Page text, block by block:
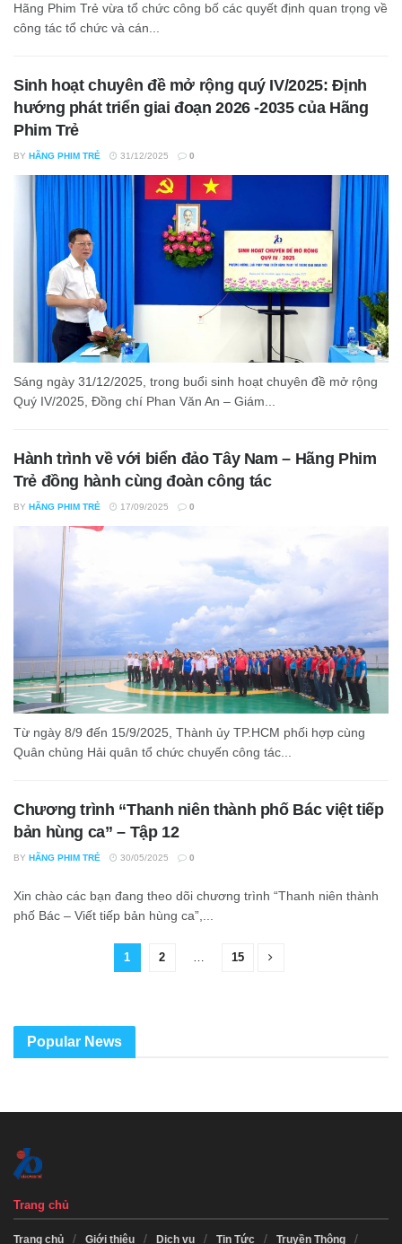
Hãng Phim Trẻ vừa tổ chức công bố các quyết định quan trọng về
công tác tổ chức và cán...
Sinh hoạt chuyên đề mở rộng quý IV/2025: Định
hướng phát triển giai đoạn 2026 -2035 của Hãng
Phim Trẻ
BY HÃNG PHIM TRẺ 31/12/2025 0
Sáng ngày 31/12/2025, trong buổi sinh hoạt chuyên đề mở rộng
Quý IV/2025, Đồng chí Phan Văn An – Giám...
Hành trình về với biển đảo Tây Nam – Hãng Phim
Trẻ đồng hành cùng đoàn công tác
BY HÃNG PHIM TRẺ 17/09/2025 0
Từ ngày 8/9 đến 15/9/2025, Thành ủy TP.HCM phối hợp cùng
Quân chủng Hải quân tổ chức chuyến công tác...
Chương trình “Thanh niên thành phố Bác việt tiếp
bản hùng ca” – Tập 12
BY HÃNG PHIM TRẺ 30/05/2025 0
Xin chào các bạn đang theo dõi chương trình “Thanh niên thành
phố Bác – Viết tiếp bản hùng ca”,...
1 2 … 15
Popular News
Trang chủ
Trang chủ Giới thiệu Dịch vụ Tin Tức Truyền Thông